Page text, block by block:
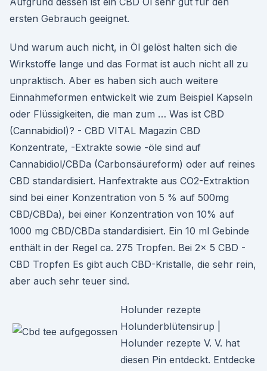
ersten Gebrauch geeignet.
Und warum auch nicht, in Öl gelöst halten sich die
Wirkstoffe lange und das Format ist auch nicht all zu
unpraktisch. Aber es haben sich auch weitere
Einnahmeformen entwickelt wie zum Beispiel Kapseln
oder Flüssigkeiten, die man zum … Was ist CBD
(Cannabidiol)? - CBD VITAL Magazin CBD
Konzentrate, -Extrakte sowie -öle sind auf
Cannabidiol/CBDa (Carbonsäureform) oder auf reines
CBD standardisiert. Hanfextrakte aus CO2-Extraktion
sind bei einer Konzentration von 5 % auf 500mg
CBD/CBDa), bei einer Konzentration von 10% auf
1000 mg CBD/CBDa standardisiert. Ein 10 ml Gebinde
enthält in der Regel ca. 275 Tropfen. Bei 2x 5 CBD -
CBD Tropfen Es gibt auch CBD-Kristalle, die sehr rein,
aber auch sehr teuer sind.
Holunder rezepte
Holunderblütensirup |
Holunder rezepte V. V. hat
diesen Pin entdeckt. Entdecke